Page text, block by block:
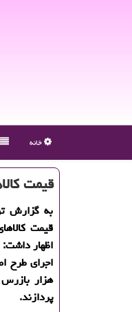
خانه
قیمت
به گزارش
اظهار
هزار
پردازند.